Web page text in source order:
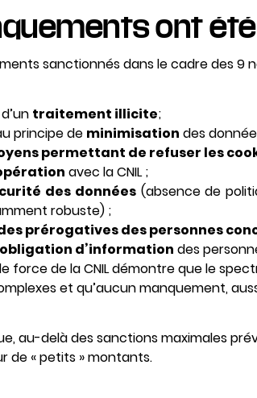
ont
sanctionnés dans le cadre des 9
traitement illicite;
principe de minimisation des
permettant de refuser les
avec la CNIL ;
des données(absence de
robuste) ;
prérogatives des personnes
d’information des
de la CNIL démontre que le
et qu’aucun manquement,
au-delà des sanctions maximales
de « petits » montants.